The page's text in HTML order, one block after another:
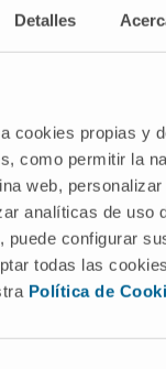
Detalles
cookies propias y
como permitir la
web, personalizar
analíticas de uso
puede configurar
todas las
Política de
de la start-
para el
contra el
de
Hoffman-La
T.